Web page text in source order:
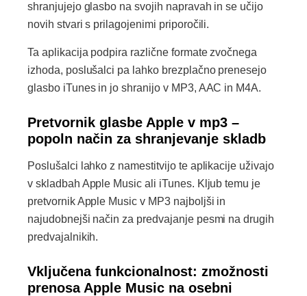
shranjujejo glasbo na svojih napravah in se učijo
novih stvari s prilagojenimi priporočili.
Ta aplikacija podpira različne formate zvočnega
izhoda, poslušalci pa lahko brezplačno prenesejo
glasbo iTunes in jo shranijo v MP3, AAC in M4A.
Pretvornik glasbe Apple v mp3 –
popoln način za shranjevanje skladb
Poslušalci lahko z namestitvijo te aplikacije uživajo
v skladbah Apple Music ali iTunes. Kljub temu je
pretvornik Apple Music v MP3 najboljši in
najudobnejši način za predvajanje pesmi na drugih
predvajalnikih.
Vključena funkcionalnost: zmožnosti
prenosa Apple Music na osebni